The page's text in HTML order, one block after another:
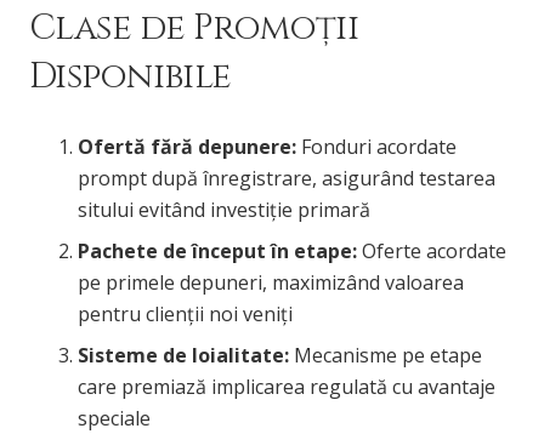
Clase de Promoții
Disponibile
Ofertă fără depunere: Fonduri acordate
prompt după înregistrare, asigurând testarea
sitului evitând investiție primară
Pachete de început în etape:Oferte acordate
pe primele depuneri, maximizând valoarea
pentru clienții noi veniți
Sisteme de loialitate: Mecanisme pe etape
care premiază implicarea regulată cu avantaje
speciale